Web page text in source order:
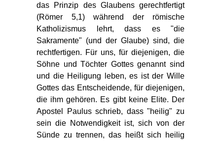
das Prinzip des Glaubens gerechtfertigt
(Römer 5,1) während der römische
Katholizismus lehrt, dass es "die
Sakramente" (und der Glaube) sind, die
rechtfertigen. Für uns, für diejenigen, die
Söhne und Töchter Gottes genannt sind
und die Heiligung leben, es ist der Wille
Gottes das Entscheidende, für diejenigen,
die ihm gehören. Es gibt keine Elite. Der
Apostel Paulus schrieb, dass "heilig" zu
sein die Notwendigkeit ist, sich von der
Sünde zu trennen, das heißt sich heilig